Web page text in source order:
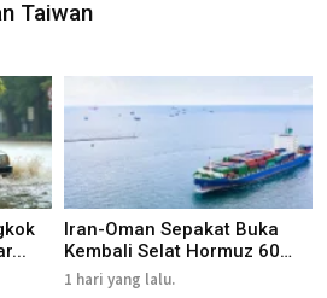
Taiwan
Iran-Oman Sepakat Buka
Kembali Selat Hormuz 60
Har...
1 hari yang lalu.